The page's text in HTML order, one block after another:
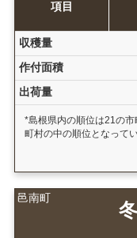
項目
収穫量
作付面積
出荷量
*島根県内の順位は21の
町村の中の順位となってい
邑南町